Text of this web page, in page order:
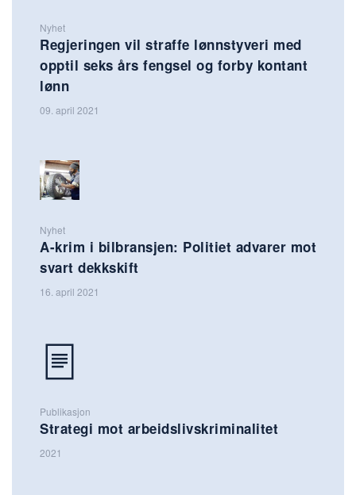
Nyhet
Regjeringen vil straffe lønnstyveri med
opptil seks års fengsel og forby kontant
lønn
09. april 2021
Nyhet
A-krim i bilbransjen: Politiet advarer mot
svart dekkskift
16. april 2021
Publikasjon
Strategi mot arbeidslivskriminalitet
2021